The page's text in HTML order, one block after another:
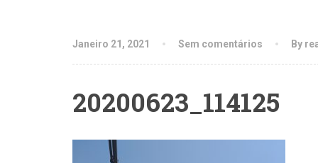
Janeiro 21, 2021 Sem comentários By
20200623_114125